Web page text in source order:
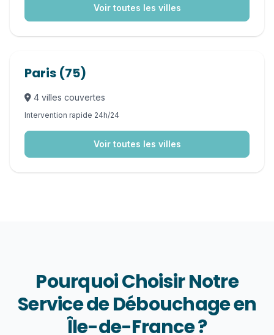
Voir toutes les villes
Paris (75)
4 villes couvertes
Intervention rapide 24h/24
Voir toutes les villes
Pourquoi Choisir Notre
Service de Débouchage en
Île-de-France ?